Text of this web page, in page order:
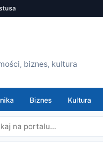
biznes, kultura
Biznes Kultura